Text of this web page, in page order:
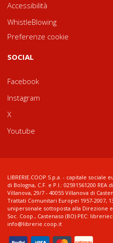
Accessibilità
WhistleBlowing
Preferenze cookie
SOCIAL
Facebook
Instagram
X
Youtube
LIBRERIE.COOP S.p.a. - capitale
di Bologna, C.F. e P.I.: 02591561200 REA
Villanova, 29/7 - 40055 Villanova di
Trattati Comunitari Europei 1957-2007,
unipersonale sottoposta alla Direzione
Soc. Coop., Castenaso (BO) PEC:
info@librerie.coop.it